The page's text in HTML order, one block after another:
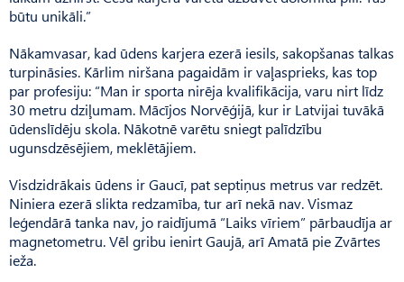
būtu unikāli.”
Nākamvasar, kad ūdens karjera ezerā iesils, sakopšanas talkas
turpināsies. Kārlim niršana pagaidām ir vaļasprieks, kas top
par profesiju: “Man ir sporta nirēja kvalifikācija, varu nirt līdz
30 metru dziļumam. Mācījos Norvē­ģijā, kur ir Latvijai tuvākā
ūdenslīdēju skola. Nākotnē varētu sniegt palīdzību
ugunsdzēsējiem, meklētājiem.
Visdzidrākais ūdens ir Gaucī, pat septiņus metrus var redzēt.
Ni­niera ezerā slikta redzamība, tur arī nekā nav. Vismaz
leģendārā tanka nav, jo raidījumā “Laiks vīriem” pārbaudīja ar
magnetometru. Vēl gribu ienirt Gaujā, arī Amatā pie Zvārtes
ieža.